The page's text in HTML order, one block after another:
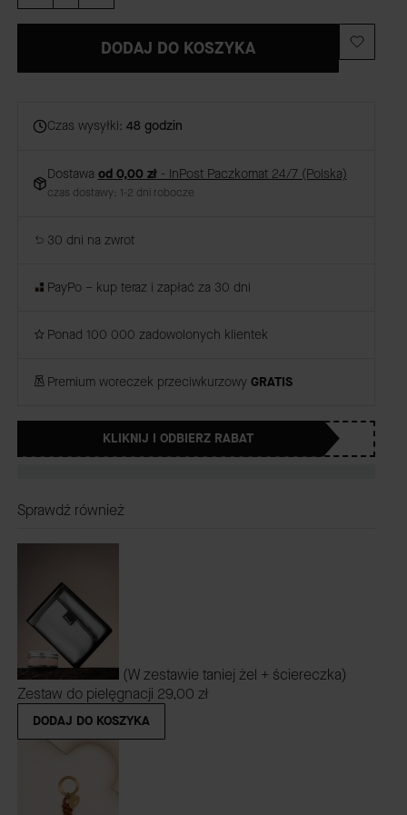
DODAJ DO KOSZYKA
Czas wysyłki: 48 godzin
Dostawa od 0,00 zł - InPost Paczkomat 24/7 (Polska)
czas dostawy: 1-2 dni robocze
30 dni na zwrot
PayPo – kup teraz i zapłać za 30 dni
Ponad 100 000 zadowolonych klientek
Premium woreczek przeciwkurzowy GRATIS
KLIKNIJ I ODBIERZ RABAT
Sprawdź również
(W zestawie taniej żel + ściereczka)
Zestaw do pielęgnacji 29,00 zł
DODAJ DO KOSZYKA